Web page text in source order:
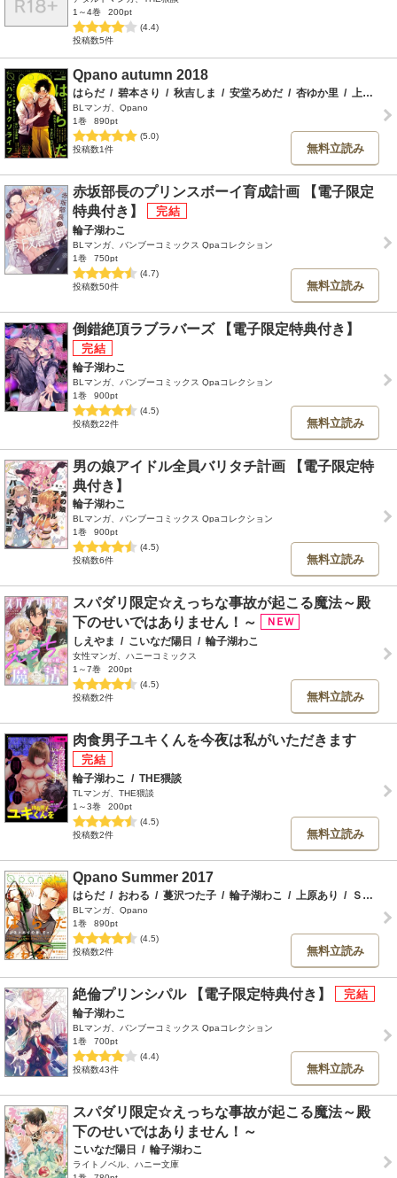
1～4巻
200pt
(4.4)
投稿数5件
Qpano autumn 2018
はらだ / 碧本さり / 秋吉しま / 安堂ろめだ / 杏ゆか里 / 上原あり
BLマンガ、Qpano
1巻
890pt
(5.0)
投稿数1件
無料立読み
赤坂部長のプリンスボーイ育成計画 【電子限定
特典付き】
輪子湖わこ
BLマンガ、バンブーコミックス Qpaコレクション
1巻
750pt
(4.7)
投稿数50件
無料立読み
倒錯絶頂ラブラバーズ 【電子限定特典付き】
輪子湖わこ
BLマンガ、バンブーコミックス Qpaコレクション
1巻
900pt
(4.5)
投稿数22件
無料立読み
男の娘アイドル全員バリタチ計画 【電子限定特
典付き】
輪子湖わこ
BLマンガ、バンブーコミックス Qpaコレクション
1巻
900pt
(4.5)
投稿数6件
無料立読み
スパダリ限定☆えっちな事故が起こる魔法～殿
下のせいではありません！～
しえやま / こいなだ陽日 / 輪子湖わこ
女性マンガ、ハニーコミックス
1～7巻
200pt
(4.5)
投稿数2件
無料立読み
肉食男子ユキくんを今夜は私がいただきます
輪子湖わこ / THE猥談
TLマンガ、THE猥談
1～3巻
200pt
(4.5)
投稿数2件
無料立読み
Qpano Summer 2017
はらだ / おわる / 蔓沢つた子 / 輪子湖わこ / 上原あり / Ｓ井ミツル
BLマンガ、Qpano
1巻
890pt
(4.5)
投稿数2件
無料立読み
絶倫プリンシパル 【電子限定特典付き】
輪子湖わこ
BLマンガ、バンブーコミックス Qpaコレクション
1巻
700pt
(4.4)
投稿数43件
無料立読み
スパダリ限定☆えっちな事故が起こる魔法～殿
下のせいではありません！～
こいなだ陽日 / 輪子湖わこ
ライトノベル、ハニー文庫